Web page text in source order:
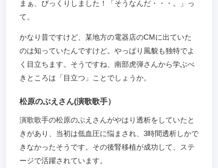
まぁ、びっくりしました！「そうなんだ・・・。」っ
て。
かなり昔ですけど、某地方の電器店のCMに出ていた
のは知っていたんですけど。やっぱり風貌も独特でよ
く目立ちます。そうですね、南部虎弾さんから学ぶべ
きところは「目立つ」ことでしょうか。
松原のぶえさん(演歌歌手）
演歌歌手の松原のぶえさんがやはり透析をしていたと
きがあり、当初は低血圧に悩まされ、3時間透析しかで
きなかったそうです。その後腎移植が成功して、ステ
ージで活躍されています。